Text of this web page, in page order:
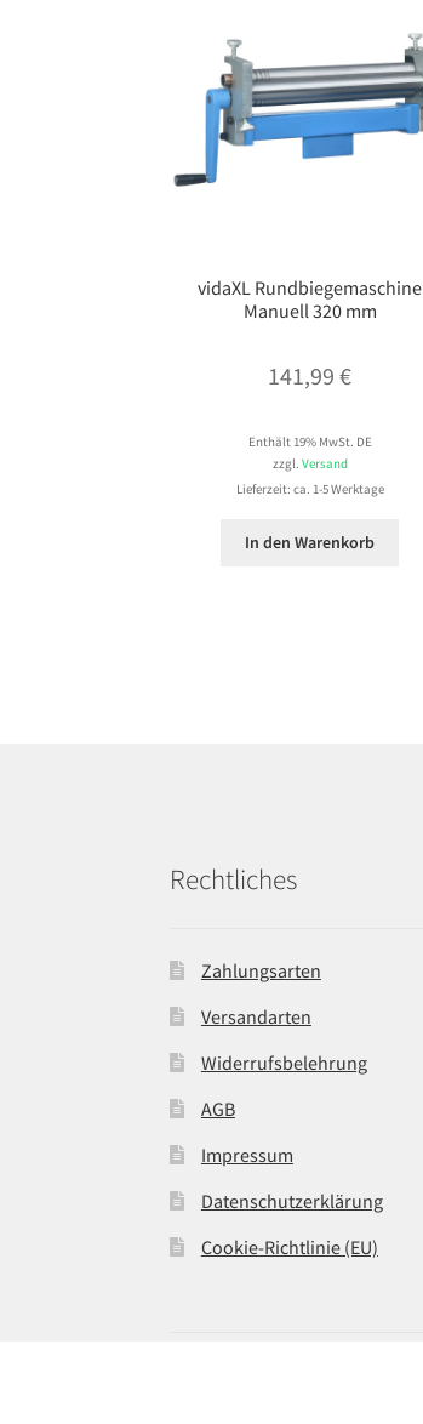
vidaXL Rundbiegemaschine
Manuell 320 mm
141,99€
Enthält 19% MwSt. DE
zzgl. Versand
Lieferzeit: ca. 1-5 Werktage
In den Warenkorb
Rechtliches
Zahlungsarten
Versandarten
Widerrufsbelehrung
AGB
Impressum
Datenschutzerklärung
Cookie-Richtlinie (EU)